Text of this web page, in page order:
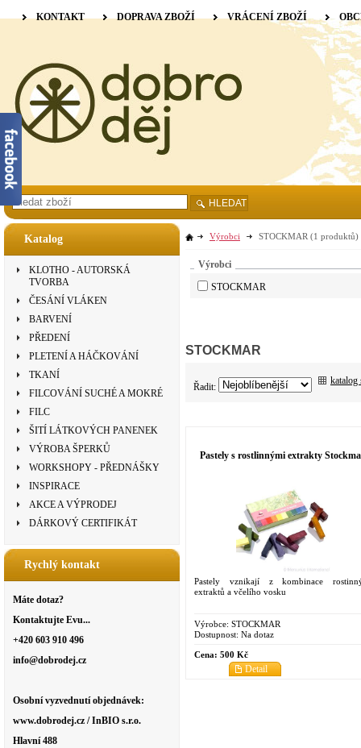
Katalog
KLOTHO - AUTORSKÁ
TVORBA
ČESÁNÍ VLÁKEN
BARVENÍ
PŘEDENÍ
PLETENÍ A HÁČKOVÁNÍ
TKANÍ
FILCOVÁNÍ SUCHÉ A MOKRÉ
FILC
ŠITÍ LÁTKOVÝCH PANENEK
VÝROBA ŠPERKŮ
WORKSHOPY - PŘEDNÁŠKY
INSPIRACE
AKCE A VÝPRODEJ
DÁRKOVÝ CERTIFIKÁT
Rychlý kontakt
Máte dotaz?
Kontaktujte Evu...
+420 603 910 496
info@dobrodej.cz
Osobní vyzvednutí objednávek:
www.dobrodej.cz / InBIO s.r.o.
Hlavní 488
Výrobci STOCKMAR (1 produktů)
Výrobci
STOCKMAR
STOCKMAR
Řadit:
katalog
Pastely s rostlinnými extrakty
Pastely vznikají z kombinace
extraktů a včelího vosku
Výrobce: STOCKMAR
Dostupnost: Na dotaz
Cena: 500 Kč
Detail
KONTAKT DOPRAVA ZBOŽÍ VRÁCENÍ ZBOŽÍ
HLEDAT